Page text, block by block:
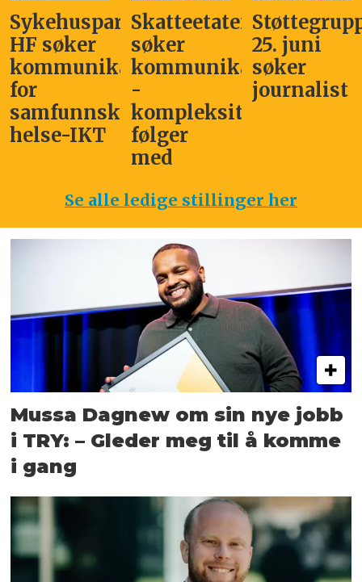
Sykehuspartner
HF søker
kommunikasjonssjef
for
samfunnskritisk
helse-IKT
Skatteetaten
søker
kommunikasjonsleder
-
kompleksitet
følger
med
25. juni
søker
journalist
Se alle ledige stillinger her
Mussa Dagnew om sin nye jobb
i TRY: – Gleder meg til å komme
i gang